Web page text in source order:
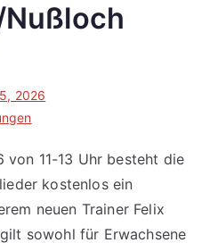
2026
von 11-13 Uhr besteht die
kostenlos ein
neuen Trainer Felix
sowohl für Erwachsene